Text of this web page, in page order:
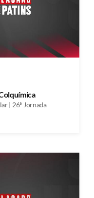
| 26ª Jornada